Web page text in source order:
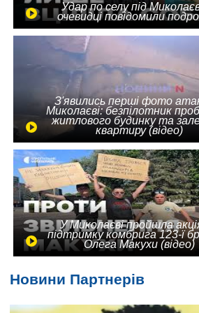
Удар по селу під
очевидці повідомили
З'явились перші фото
Миколаєві: безпілотник
житлового будинку та
квартиру (відео)
У Миколаєві пройшла
підтримку комбрига 123-ї
Олега Макухи (відео)